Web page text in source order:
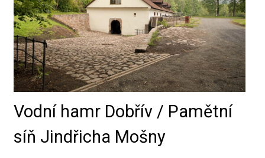
Vodní hamr Dobřív / Pamětní
síň Jindřicha Mošny